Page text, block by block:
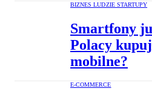
BIZNES LUDZIE STARTUPY
Smartfony
Polacy
mobilne?
E-COMMERCE